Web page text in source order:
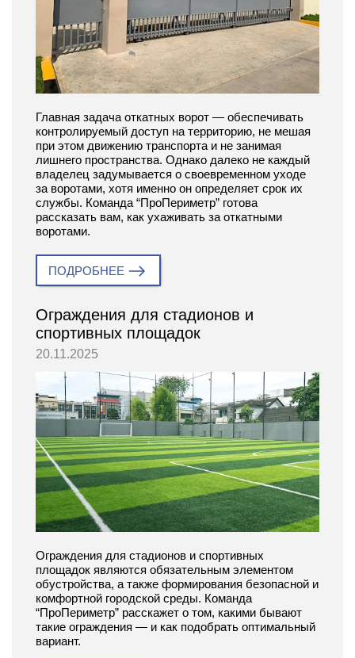
Главная задача откатных ворот — обеспечивать
контролируемый доступ на территорию, не мешая
при этом движению транспорта и не занимая
лишнего пространства. Однако далеко не каждый
владелец задумывается о своевременном уходе
за воротами, хотя именно он определяет срок их
службы. Команда “ПроПериметр” готова
рассказать вам, как ухаживать за откатными
воротами.
ПОДРОБНЕЕ
Ограждения для стадионов и
спортивных площадок
20.11.2025
Ограждения для стадионов и спортивных
площадок являются обязательным элементом
обустройства, а также формирования безопасной и
комфортной городской среды. Команда
“ПроПериметр” расскажет о том, какими бывают
такие ограждения — и как подобрать оптимальный
вариант.